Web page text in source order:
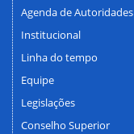
Agenda de Autoridades
Institucional
Linha do tempo
Equipe
Legislações
Conselho Superior